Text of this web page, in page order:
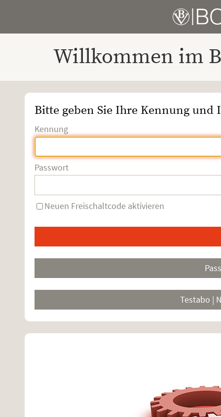
Willkommen im
Bitte geben Sie Ihre Kennung und
Kennung
Passwort
Neuen Freischaltcode aktivieren
Testabo |